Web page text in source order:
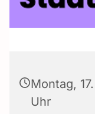
Montag,
Uhr